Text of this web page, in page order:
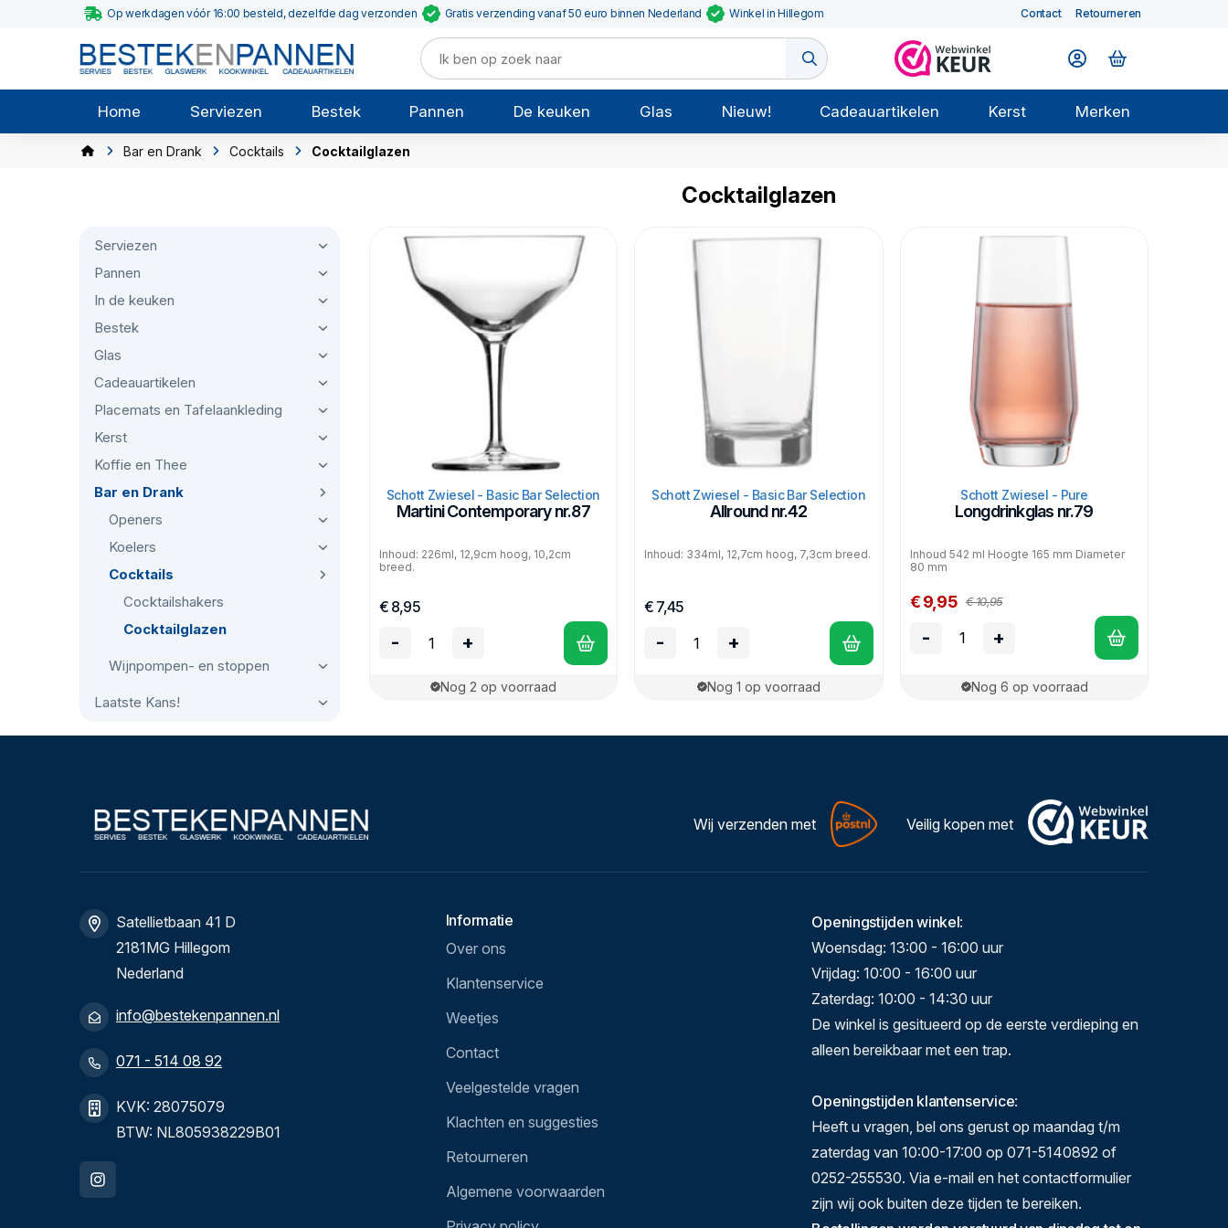
Op werkdagen vóór 16:00 besteld, dezelfde dag verzonden Gratis verzending vanaf 50 euro binnen Nederland Winkel in Hillegom Contact Retourneren
Home Serviezen Bestek Pannen De keuken Glas Nieuw! Cadeauartikelen Kerst Merken
Bar en Drank Cocktails Cocktailglazen
Serviezen
Pannen
In de keuken
Bestek
Glas
Cadeauartikelen
Placemats en Tafelaankleding
Kerst
Koffie en Thee
Bar en Drank
Openers
Koelers
Cocktails
Cocktailshakers
Cocktailglazen
Wijnpompen- en stoppen
Laatste Kans!
Cocktailglazen
Schott Zwiesel - Basic Bar Selection
Martini Contemporary nr.87
Inhoud: 226ml, 12,9cm hoog, 10,2cm
breed.
€ 8,95
- +
Nog 2 op voorraad
Schott Zwiesel - Basic Bar Selection
Allround nr.42
Inhoud: 334ml, 12,7cm hoog, 7,3cm breed.
€ 7,45
- +
Nog 1 op voorraad
Schott Zwiesel - Pure
Longdrinkglas nr.79
Inhoud 542 ml Hoogte 165 mm Diameter
80 mm
€ 9,95 € 10,95
- +
Nog 6 op voorraad
Wij verzenden met Veilig kopen met
Satellietbaan 41 D
2181MG Hillegom
Nederland
info@bestekenpannen.nl
071 - 514 08 92
KVK: 28075079
BTW: NL805938229B01
Informatie
Over ons
Klantenservice
Weetjes
Contact
Veelgestelde vragen
Klachten en suggesties
Retourneren
Algemene voorwaarden
Openingstijden winkel:
Woensdag: 13:00 - 16:00 uur
Vrijdag: 10:00 - 16:00 uur
Zaterdag: 10:00 - 14:30 uur
De winkel is gesitueerd op de eerste verdieping en
alleen bereikbaar met een trap.
Openingstijden klantenservice:
Heeft u vragen, bel ons gerust op maandag t/m
zaterdag van 10:00-17:00 op 071-5140892 of
0252-255530. Via e-mail en het contactformulier
zijn wij ook buiten deze tijden te bereiken.